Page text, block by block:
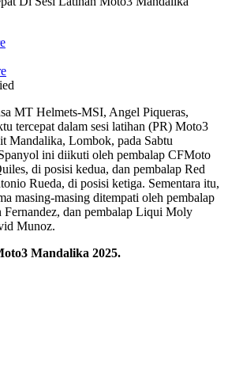
MT Helmets-MSI, Angel Piqueras,
tercepat dalam sesi latihan (PR) Moto3
Mandalika, Lombok, pada Sabtu
ini diikuti oleh pembalap CFMoto
di posisi kedua, dan pembalap Red
Rueda, di posisi ketiga. Sementara itu,
masing-masing ditempati oleh pembalap
dan pembalap Liqui Moly
Munoz.
Mandalika 2025.